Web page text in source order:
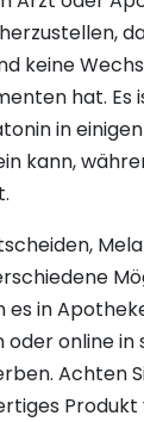
keine
hat. Es
in
kann,
es in
online in
Achten
Produkt